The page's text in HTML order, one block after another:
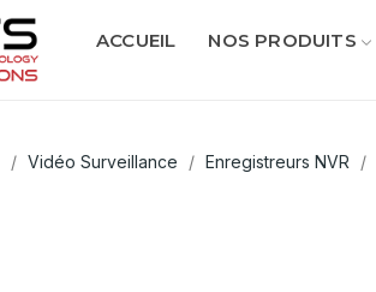
ACCUEIL NOS PRODUITS
Vidéo Surveillance Enregistreurs NVR